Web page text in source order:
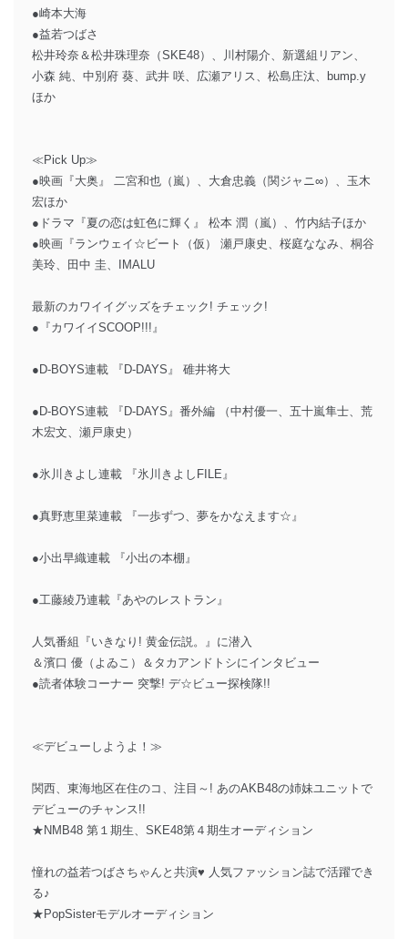
●崎本大海
●益若つばさ
松井玲奈＆松井珠理奈（SKE48）、川村陽介、新選組リアン、
小森 純、中別府 葵、武井 咲、広瀬アリス、松島庄汰、bump.y
ほか
≪Pick Up≫
●映画『大奥』 二宮和也（嵐）、大倉忠義（関ジャニ∞）、玉木
宏ほか
●ドラマ『夏の恋は虹色に輝く』 松本 潤（嵐）、竹内結子ほか
●映画『ランウェイ☆ビート（仮） 瀬戸康史、桜庭ななみ、桐谷
美玲、田中 圭、IMALU
最新のカワイイグッズをチェック! チェック!
●『カワイイSCOOP!!!』
●D-BOYS連載 『D-DAYS』 碓井将大
●D-BOYS連載 『D-DAYS』番外編 （中村優一、五十嵐隼士、荒
木宏文、瀬戸康史）
●氷川きよし連載 『氷川きよしFILE』
●真野恵里菜連載 『一歩ずつ、夢をかなえます☆』
●小出早織連載 『小出の本棚』
●工藤綾乃連載『あやのレストラン』
人気番組『いきなり! 黄金伝説。』に潜入
＆濱口 優（よゐこ）＆タカアンドトシにインタビュー
●読者体験コーナー 突撃! デ☆ビュー探検隊!!
≪デビューしようよ！≫
関西、東海地区在住のコ、注目～! あのAKB48の姉妹ユニットで
デビューのチャンス!!
★NMB48 第１期生、SKE48第４期生オーディション
憧れの益若つばさちゃんと共演♥ 人気ファッション誌で活躍でき
る♪
★PopSisterモデルオーディション